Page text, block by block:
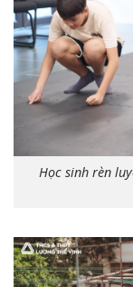
Học sinh rèn